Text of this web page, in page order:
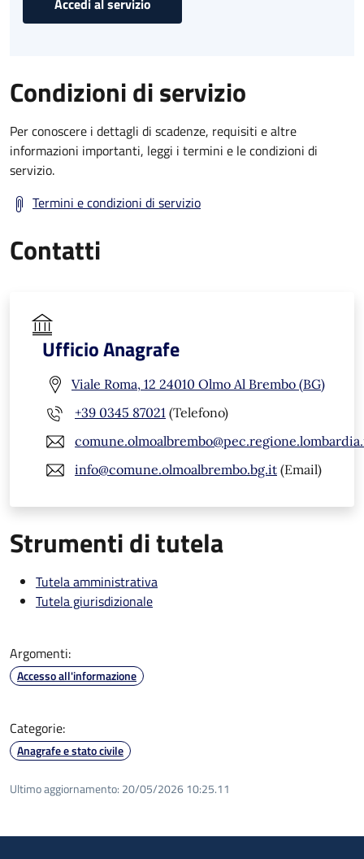
Condizioni di servizio
Per conoscere i dettagli di scadenze, requisiti e altre
informazioni importanti, leggi i termini e le condizioni di
servizio.
Termini e condizioni di servizio
Contatti
Ufficio Anagrafe
Viale Roma, 12 24010 Olmo Al Brembo (BG)
+39 0345 87021 (Telefono)
info@comune.olmoalbrembo.bg.it (Email)
Strumenti di tutela
Tutela amministrativa
Tutela giurisdizionale
Argomenti:
Accesso all'informazione
Categorie:
Anagrafe e stato civile
Ultimo aggiornamento: 20/05/2026 10:25.11